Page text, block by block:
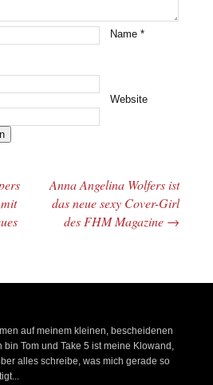
Name*
Website
Anna Angelina Wolfers ist
das neue sexy Cover-Girl
des FHM Magazine →
auf meinem kleinen, bescheidenen
bin Tom und Take 5 ist meine Klowand,
alles schreibe, was mich gerade so